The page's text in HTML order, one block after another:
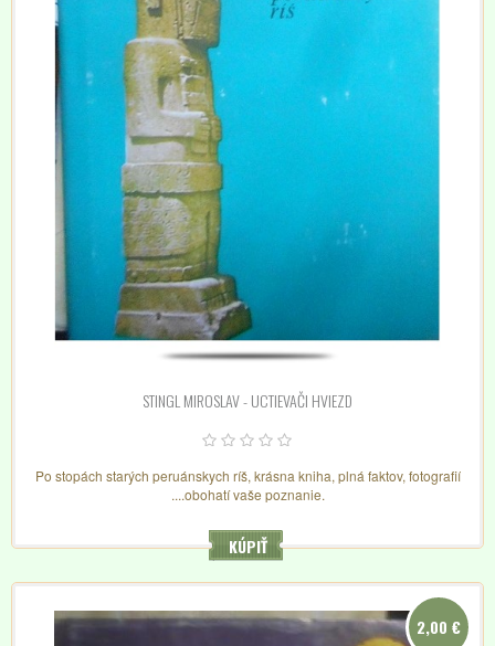
STINGL MIROSLAV - UCTIEVAČI HVIEZD
Po stopách starých peruánskych ríš, krásna kniha, plná faktov, fotografií
....obohatí vaše poznanie.
KÚPIŤ
2,00 €